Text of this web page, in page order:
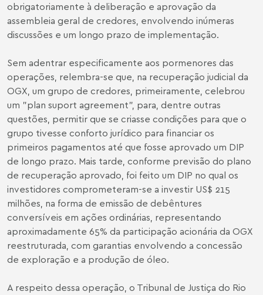
obrigatoriamente à deliberação e aprovação da
assembleia geral de credores, envolvendo inúmeras
discussões e um longo prazo de implementação.
Sem adentrar especificamente aos pormenores das
operações, relembra-se que, na recuperação judicial da
OGX, um grupo de credores, primeiramente, celebrou
um "plan suport agreement", para, dentre outras
questões, permitir que se criasse condições para que o
grupo tivesse conforto jurídico para financiar os
primeiros pagamentos até que fosse aprovado um DIP
de longo prazo. Mais tarde, conforme previsão do plano
de recuperação aprovado, foi feito um DIP no qual os
investidores comprometeram-se a investir US$ 215
milhões, na forma de emissão de debêntures
conversíveis em ações ordinárias, representando
aproximadamente 65% da participação acionária da OGX
reestruturada, com garantias envolvendo a concessão
de exploração e a produção de óleo.
A respeito dessa operação, o Tribunal de Justiça do Rio